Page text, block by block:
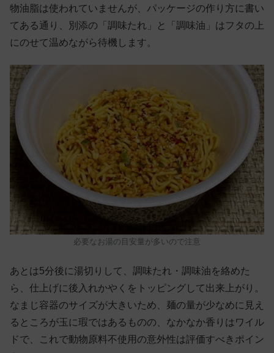
物油脂は使われていませんが、パッケージの作り方に書い
てある通り、別添の「調味たれ」と「調味油」はフタの上
にのせて温めながら待機します。
必要なお湯の目安量が多いので注意
あとは5分後に湯切りして、調味たれ・調味油を絡めた
ら、仕上げに後入れかやくをトッピングして出来上がり。
なまじ容器のサイズが大きいため、麺の量が少なめに見え
るところが玉に瑕ではあるものの、なかなか香りはワイル
ドで、これで動物原料不使用の意外性は評価すべきポイン